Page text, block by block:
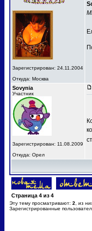
Зарегистрирован: 24.11.2004
Откуда: Москва
Sovynia
Участник
Зарегистрирован: 11.08.2009
Откуда: Орел
Страница 4 из 4
Эту тему просматривают: 2 , из
Зарегистрированные